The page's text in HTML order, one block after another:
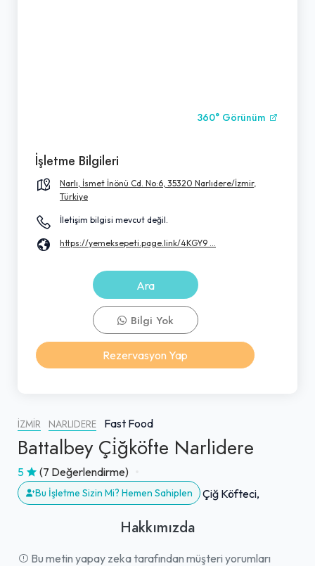
İZMIR NARLIDERE Fast Food
Battalbey Çi̇ğköfte Narlidere
5 (7 Değerlendirme)
Bu İşletme Sizin Mi? Hemen Sahiplen Çiğ Köfteci,
Hakkımızda
Bu metin yapay zeka tarafından müşteri yorumları
360° Görünüm
İşletme Bilgileri
Narlı, İsmet İnönü Cd. No:6, 35320 Narlıdere/İzmir,
Türkiye
İletişim bilgisi mevcut değil.
https://yemeksepeti.page.link/4KGY9 ...
Ara
Bilgi Yok
Rezervasyon Yap